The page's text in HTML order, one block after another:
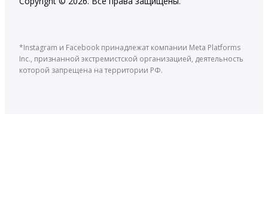
*Instagram и Facebook принадлежат компании Meta Platforms
Inc., признанной экстремистской организацией, деятельность
которой запрещена на территории РФ.